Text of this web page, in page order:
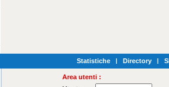
Statistiche | Directory |
Area utenti :